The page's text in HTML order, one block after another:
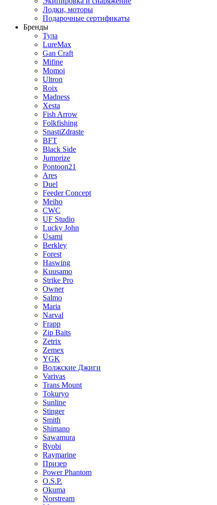
Лодки, моторы
Подарочные сертификаты
Бренды
Тула
LureMax
Gan Craft
Mifine
Momoi
Ultron
Roix
Madness
Xesta
Fish Arrow
Folkfishing
SnastiZdraste
BFT
Black Side
Jumprize
Pontoon21
Ares
Duel
Feeder Concept
Meiho
CWC
UF Studio
Lucky John
Usami
Berkley
Forest
Haswing
Kuusamo
Strike Pro
Owner
Salmo
Maria
Narval
Frapp
Zip Baits
Zetrix
Zemex
YGK
Волжские Джиги
Varivas
Trans Mount
Tokuryo
Sunline
Stinger
Smith
Shimano
Sawamura
Ryobi
Raymarine
Призер
Power Phantom
O.S.P.
Okuma
Norstream